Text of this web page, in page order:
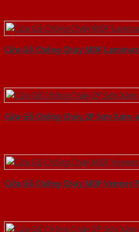
Cửa Gỗ Chống Cháy MDF
Cửa Gỗ Chống Cháy 2P Sơn Xám-
Cửa Gỗ Chống Cháy MDF Veneer